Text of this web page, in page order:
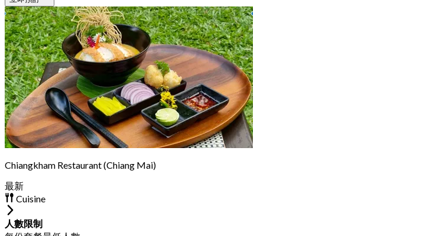
Chiangkham Restaurant (Chiang Mai)
最新
Cuisine
人數限制